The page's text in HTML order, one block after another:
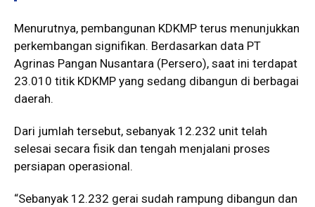
Menurutnya, pembangunan KDKMP terus menunjukkan
perkembangan signifikan. Berdasarkan data PT
Agrinas Pangan Nusantara (Persero), saat ini terdapat
23.010 titik KDKMP yang sedang dibangun di berbagai
daerah.
Dari jumlah tersebut, sebanyak 12.232 unit telah
selesai secara fisik dan tengah menjalani proses
persiapan operasional.
“Sebanyak 12.232 gerai sudah rampung dibangun dan